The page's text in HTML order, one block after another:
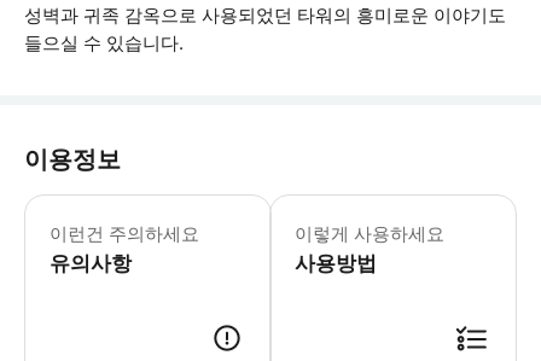
성벽과 귀족 감옥으로 사용되었던 타워의 흥미로운 이야기도
들으실 수 있습니다.
이용정보
이런건 주의하세요
유의사항
어린이 규정: - 6세 미만 어린이는 무
이렇게 사용하세요
사용방법